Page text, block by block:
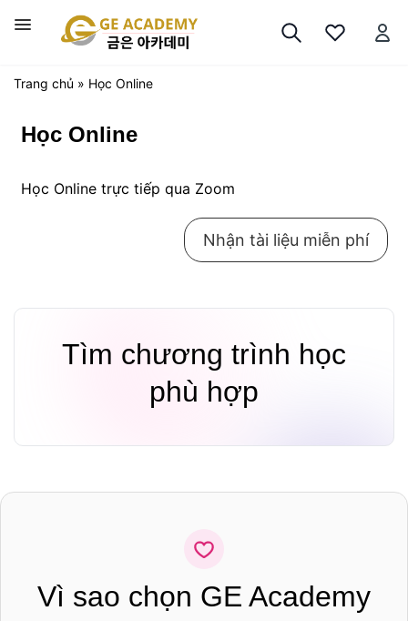
đến
dungTrang chủ » Học Online
Học Online
Học Online trực tiếp qua Zoom
Nhận tài liệu miễn phí
Tìm chương trình học
phù hợp
Vì sao chọn GE Academy